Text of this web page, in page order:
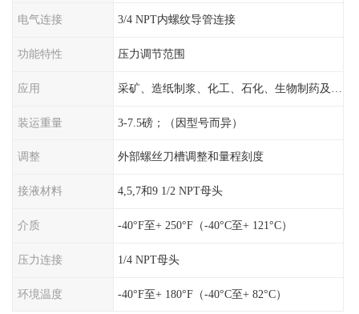
电气连接 3/4 NPT内螺纹导管连接
功能特性 压力调节范围
应用
装运重量 3-7.5磅；（因型号而异）
调整 外部螺丝刀槽调整和量程刻度
接液材料 4,5,7和9 1/2 NPT母头
介质 -40°F至+ 250°F（-40°C至+ 121°C）
压力连接 1/4 NPT母头
环境温度 -40°F至+ 180°F（-40°C至+ 82°C）